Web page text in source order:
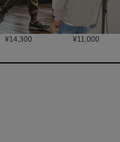
¥14,300 ¥11,000